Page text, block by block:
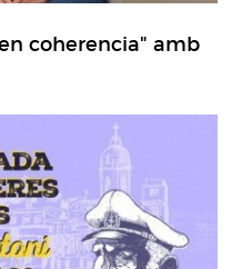
coherencia" amb